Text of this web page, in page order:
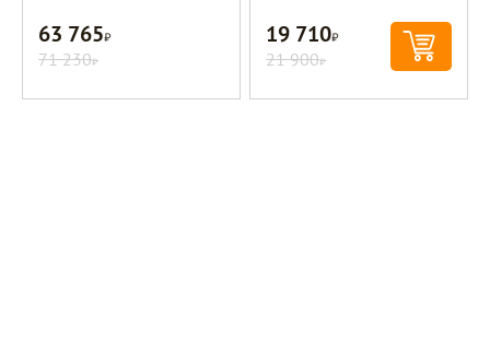
63 765Р
71 230Р
19 710Р
21 900Р